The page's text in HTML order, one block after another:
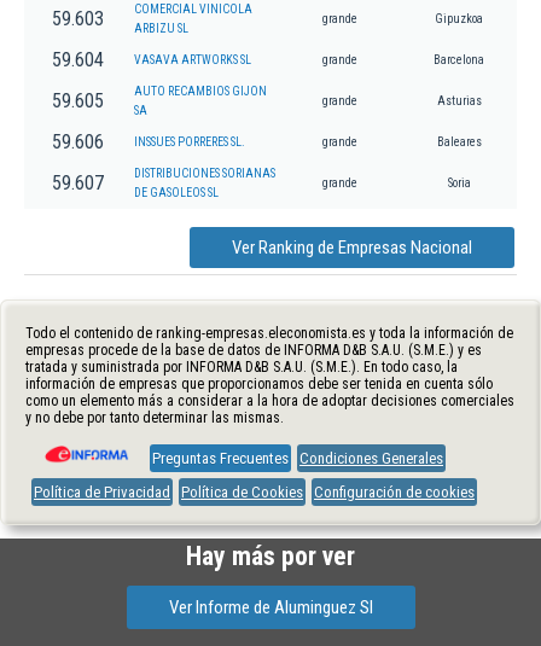
59.603
COMERCIAL VINICOLA
ARBIZU SL
grande Gipuzkoa
59.604 VASAVA ARTWORKS SL grande Barcelona
59.605
AUTO RECAMBIOS GIJON
SA
grande Asturias
59.606 INSSUES PORRERES SL. grande Baleares
59.607
DISTRIBUCIONES SORIANAS
DE GASOLEOS SL
grande Soria
Ver Ranking de Empresas Nacional
Todo el contenido de ranking-empresas.eleconomista.es y toda la información de
empresas procede de la base de datos de INFORMA D&B S.A.U. (S.M.E.) y es
tratada y suministrada por INFORMA D&B S.A.U. (S.M.E.). En todo caso, la
información de empresas que proporcionamos debe ser tenida en cuenta sólo
como un elemento más a considerar a la hora de adoptar decisiones comerciales
y no debe por tanto determinar las mismas.
Preguntas Frecuentes Condiciones Generales
Política de Privacidad
Política de Cookies Configuración de cookies
Hay más por ver
Ver Informe de Aluminguez Sl